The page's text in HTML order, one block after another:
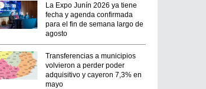
La Expo Junín 2026 ya tiene
fecha y agenda confirmada
para el fin de semana largo de
agosto
Transferencias a municipios
volvieron a perder poder
adquisitivo y cayeron 7,3% en
mayo